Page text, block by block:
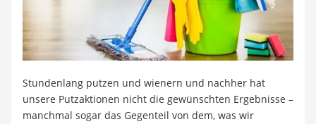
Tierhaarstaubsauger
Nespresso-Maschine
Messerschärfer
Stundenlang putzen und wienern und nachher hat
unsere Putzaktionen nicht die gewünschten Ergebnisse –
manchmal sogar das Gegenteil von dem, was wir